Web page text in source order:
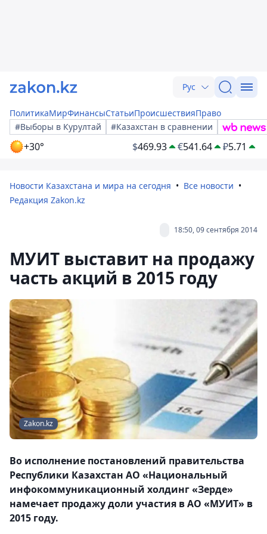
Рус
ПолитикаМирФинансыСтатьиПроисшествияПраво
#Выборы в Курултай
#Казахстан в сравнении
+30° $469.93 €541.64 ₽5.71
Новости Казахстана и мира на сегодня
Все новости
Редакция Zakon.kz
18:50, 09 сентября 2014
МУИТ выставит на продажу
часть акций в 2015 году
Zakon.kz
Во исполнение постановлений правительства
Республики Казахстан АО «Национальный
инфокоммуникационный холдинг «Зерде»
намечает продажу доли участия в АО «МУИТ» в
2015 году.